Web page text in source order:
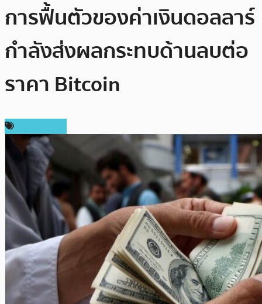
การฟื้นตัวของค่าเงินดอลลาร์
กำลังส่งผลกระทบด้านลบต่อ
ราคา Bitcoin